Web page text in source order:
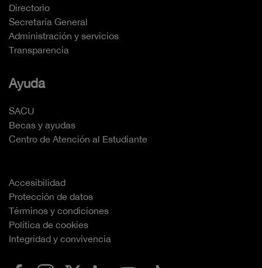
Directorio
Secretaría General
Administración y servicios
Transparencia
Ayuda
SACU
Becas y ayudas
Centro de Atención al Estudiante
Accesibilidad
Protección de datos
Términos y condiciones
Política de cookies
Integridad y convivencia